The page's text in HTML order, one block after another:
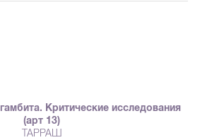
Критические исследования
(арт 13)
ТАРРАШ